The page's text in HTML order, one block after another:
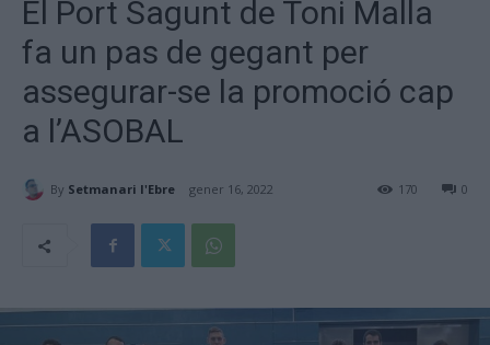
El Port Sagunt de Toni Malla
fa un pas de gegant per
assegurar-se la promoció cap
a l’ASOBAL
By Setmanari l'Ebre gener 16, 2022 0
170